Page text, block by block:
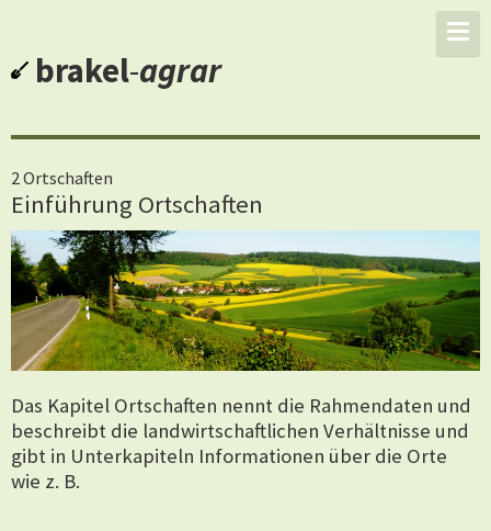
brakel-agrar
2 Ortschaften
Einführung Ortschaften
Das Kapitel Ortschaften nennt die Rahmendaten und
beschreibt die landwirtschaftlichen Verhältnisse und
gibt in Unterkapiteln Informationen über die Orte
wie z. B.